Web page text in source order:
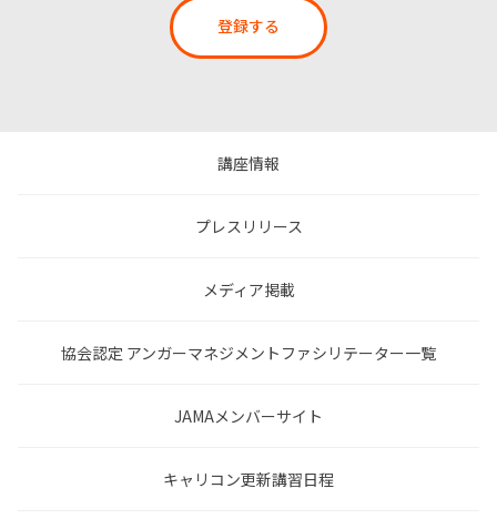
登録する
講座情報
プレスリリース
メディア掲載
協会認定 アンガーマネジメントファシリテーター一覧
JAMAメンバーサイト
キャリコン更新講習日程